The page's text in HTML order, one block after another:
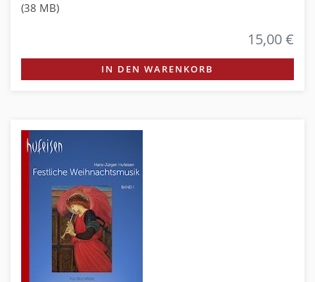
(38 MB)
15,00 €
IN DEN WARENKORB